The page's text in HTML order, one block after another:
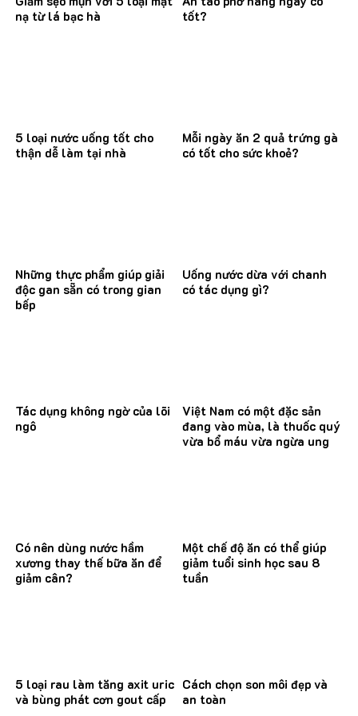
nạ từ lá bạc hà
tốt?
5 loại nước uống tốt cho
thận dễ làm tại nhà
Mỗi ngày ăn 2 quả trứng gà
có tốt cho sức khoẻ?
Những thực phẩm giúp giải
độc gan sẵn có trong gian
bếp
Uống nước dừa với chanh
có tác dụng gì?
Tác dụng không ngờ của lõi
ngô
Việt Nam có một đặc sản
đang vào mùa, là thuốc quý
vừa bổ máu vừa ngừa ung
Có nên dùng nước hầm
xương thay thế bữa ăn để
giảm cân?
Một chế độ ăn có thể giúp
giảm tuổi sinh học sau 8
tuần
5 loại rau làm tăng axit uric
và bùng phát cơn gout cấp
Cách chọn son môi đẹp và
an toàn